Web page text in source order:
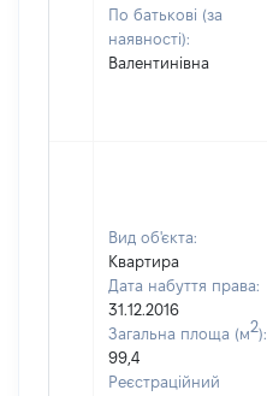
По батькові (за
наявності):
Валентинівна
Вид об'єкта:
Квартира
Дата набуття права:
31.12.2016
Загальна площа (м2):
99,4
Реєстраційний